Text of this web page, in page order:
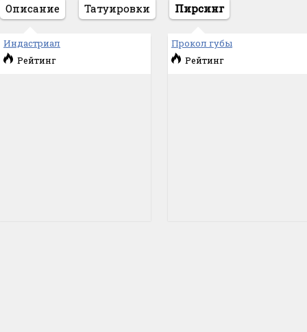
Описание Татуировки Пирсинг
Индастриал
Рейтинг
Прокол губы
Рейтинг